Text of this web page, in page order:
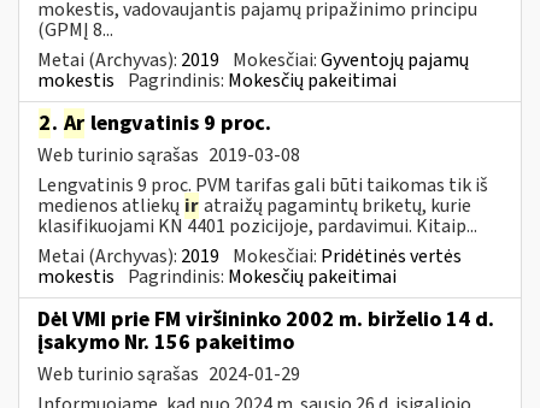
mokestis, vadovaujantis pajamų pripažinimo principu
(GPMĮ 8...
Metai (Archyvas): 2019 Mokesčiai:Gyventojų pajamų
mokestis Pagrindinis: Mokesčių pakeitimai
2. Ar lengvatinis 9 proc.
Web turinio sąrašas 2019-03-08
Lengvatinis 9 proc. PVM tarifas gali būti taikomas tik iš
medienos atliekų iratraižų pagamintų briketų, kurie
klasifikuojami KN 4401 pozicijoje, pardavimui. Kitaip...
Metai (Archyvas): 2019 Mokesčiai: Pridėtinės vertės
mokestis Pagrindinis: Mokesčių pakeitimai
Dėl VMI prie FM viršininko 2002 m. birželio 14 d.
įsakymo Nr. 156 pakeitimo
Web turinio sąrašas 2024-01-29